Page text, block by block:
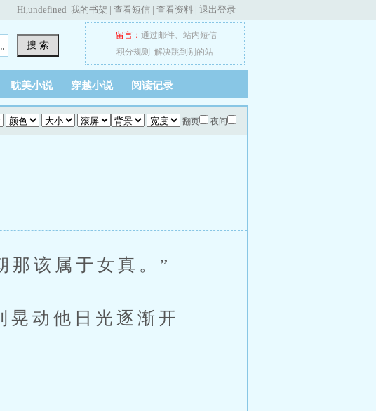
Hi,undefined 我的书架 | 查看短信 | 查看资料 | 退出登录
搜 索
留言： 通过邮件、 站内短信
积分规则
解决跳到别的站
耽美小说 穿越小说 阅读记录
翻页 夜间
该属于女真。”
动他日光逐渐开